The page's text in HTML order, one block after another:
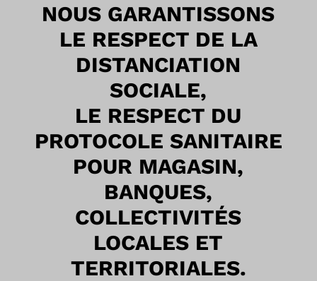
NOUS GARANTISSONS
LE RESPECT DE LA
DISTANCIATION
SOCIALE,
LE RESPECT DU
PROTOCOLE SANITAIRE
POUR MAGASIN,
BANQUES,
COLLECTIVITÉS
LOCALES ET
TERRITORIALES.